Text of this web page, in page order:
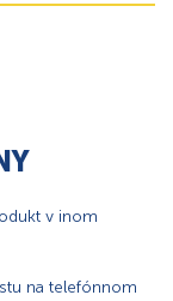
v inom
na telefónnom